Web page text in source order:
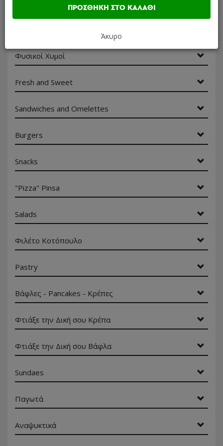
Φυσικοί Χυμοί
Fresh and Sweet
Sandwiches and Omelettes
Burgers
Snacks
"Pizza" Pinsa
Salads
Φιλέτο Κοτόπουλο
Pastry
Βάφλες - Pancakes - Κρέπες
Φτιάξε την Δική σου Κρέπα
Φτιάξε την Δική σου Βάφλα
Sundaes
Παγωτά
Αναψυκτικά
ΠΡΟΣΘΗΚΗ ΣΤΟ ΚΑΛΑΘΙ
Άκυρο